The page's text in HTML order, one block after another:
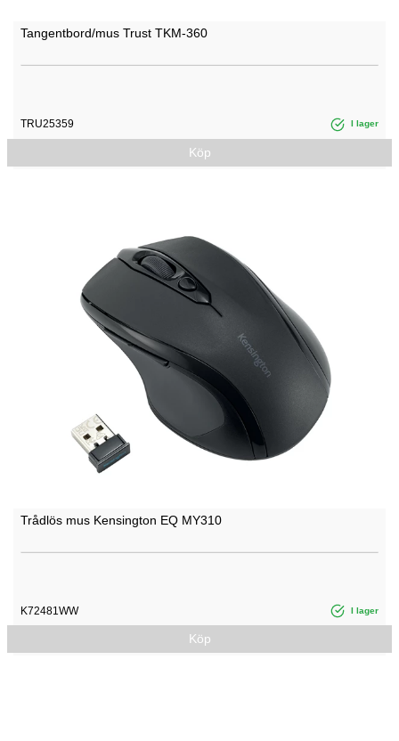
Tangentbord/mus Trust TKM-360
TRU25359 I lager
Köp
Trådlös mus Kensington EQ MY310
K72481WW I lager
Köp